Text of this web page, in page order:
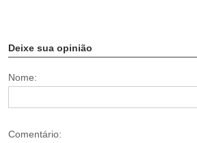
Deixe sua opinião
Nome:
Comentário: